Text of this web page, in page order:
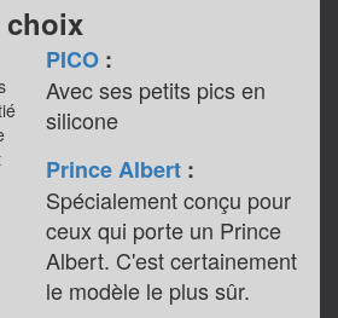
choix
PICO :
Avec ses petits pics en
silicone
Prince Albert :
Spécialement conçu pour
ceux qui porte un Prince
Albert. C'est certainement
le modèle le plus sûr.